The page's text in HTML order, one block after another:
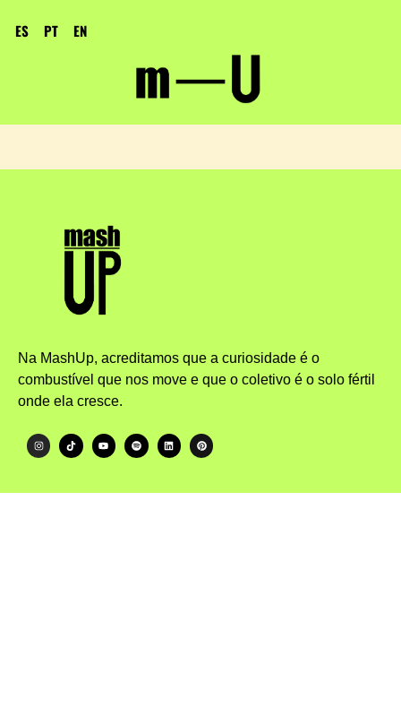
ES PT EN
Na MashUp, acreditamos que a curiosidade é o
combustível que nos move e que o coletivo é o solo fértil
onde ela cresce.